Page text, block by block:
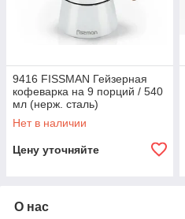
9416 FISSMAN Гейзерная
кофеварка на 9 порций / 540
мл (нерж. сталь)
Нет в наличии
Цену уточняйте
О нас